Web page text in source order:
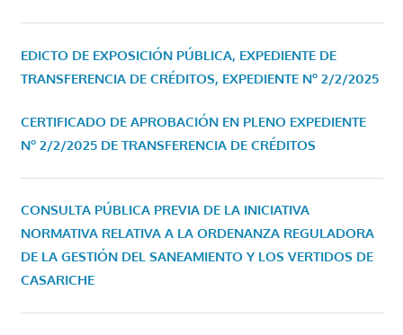
EDICTO DE EXPOSICIÓN PÚBLICA, EXPEDIENTE DE
TRANSFERENCIA DE CRÉDITOS, EXPEDIENTE Nº 2/2/2025
CERTIFICADO DE APROBACIÓN EN PLENO EXPEDIENTE
Nº 2/2/2025 DE TRANSFERENCIA DE CRÉDITOS
CONSULTA PÚBLICA PREVIA DE LA INICIATIVA
NORMATIVA RELATIVA A LA ORDENANZA REGULADORA
DE LA GESTIÓN DEL SANEAMIENTO Y LOS VERTIDOS DE
CASARICHE